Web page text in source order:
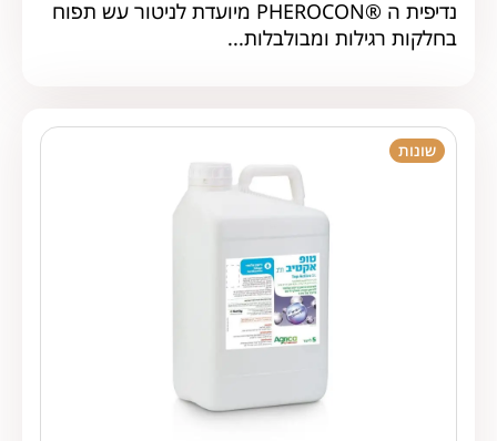
נדיפית ה ®PHEROCON מיועדת לניטור עש תפוח
בחלקות רגילות ומבולבלות...
שונות